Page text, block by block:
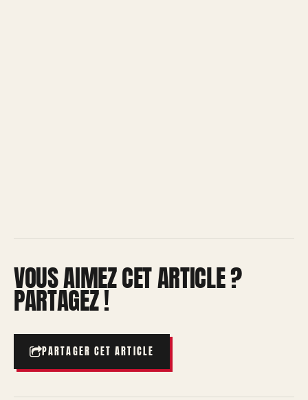
VOUS AIMEZ CET ARTICLE ?
PARTAGEZ !
PARTAGER CET ARTICLE